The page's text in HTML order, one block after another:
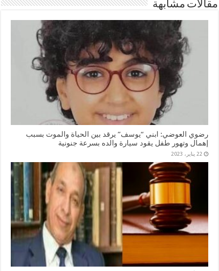
مقالات مشابهة
رضوي العوضي: ابني “يوسف” يرقد بين الحياة والموت بسبب
إهمال وتهور طفل يقود سيارة والده بسرعة جنونية
22 يناير، 2023